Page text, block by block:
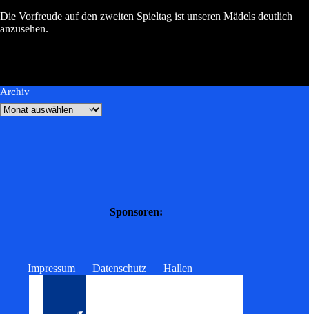
Die Vorfreude auf den zweiten Spieltag ist unseren Mädels deutlich
anzusehen.
Archiv
Sponsoren:
Impressum Datenschutz Hallen